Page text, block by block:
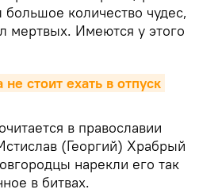
количество чудес,
мертвых. Имеются у этого
стоит ехать в отпуск
в православии
(Георгий) Храбрый
нарекли его так
в битвах.